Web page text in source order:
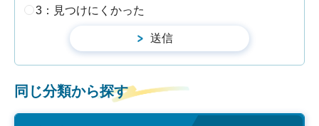
3：見つけにくかった
同じ分類から探す